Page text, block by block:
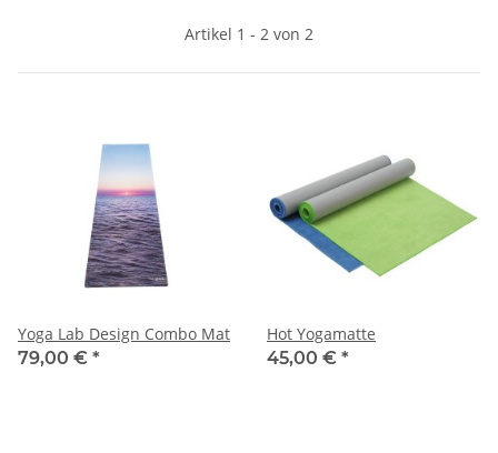
Artikel 1 - 2 von 2
Yoga Lab Design Combo Mat
79,00 € *
Hot Yogamatte
45,00 € *